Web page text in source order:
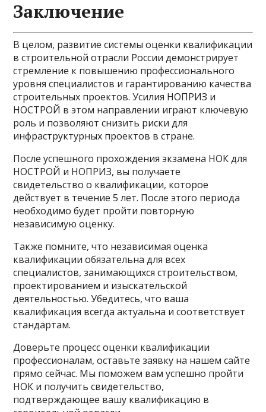
Заключение
В целом, развитие системы оценки квалификации
в строительной отрасли России демонстрирует
стремление к повышению профессионального
уровня специалистов и гарантированию качества
строительных проектов. Усилия НОПРИЗ и
НОСТРОЙ в этом направлении играют ключевую
роль и позволяют снизить риски для
инфраструктурных проектов в стране.
После успешного прохождения экзамена НОК для
НОСТРОЙ и НОПРИЗ, вы получаете
свидетельство о квалификации, которое
действует в течение 5 лет. После этого периода
необходимо будет пройти повторную
независимую оценку.
Также помните, что независимая оценка
квалификации обязательна для всех
специалистов, занимающихся строительством,
проектированием и изыскательской
деятельностью. Убедитесь, что ваша
квалификация всегда актуальна и соответствует
стандартам.
Доверьте процесс оценки квалификации
профессионалам, оставьте заявку на нашем сайте
прямо сейчас. Мы поможем вам успешно пройти
НОК и получить свидетельство,
подтверждающее вашу квалификацию в